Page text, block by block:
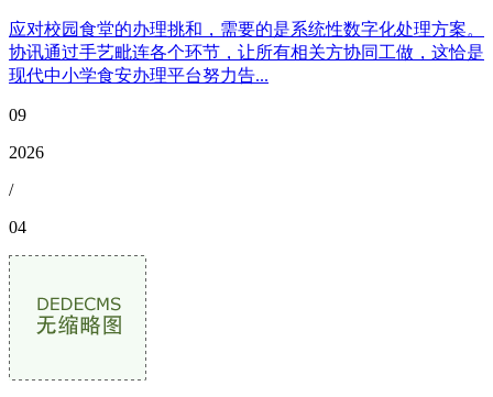
应对校园食堂的办理挑和，需要的是系统性数字化处理方案。
协讯通过手艺毗连各个环节，让所有相关方协同工做，这恰是
现代中小学食安办理平台努力告...
09
2026
/
04